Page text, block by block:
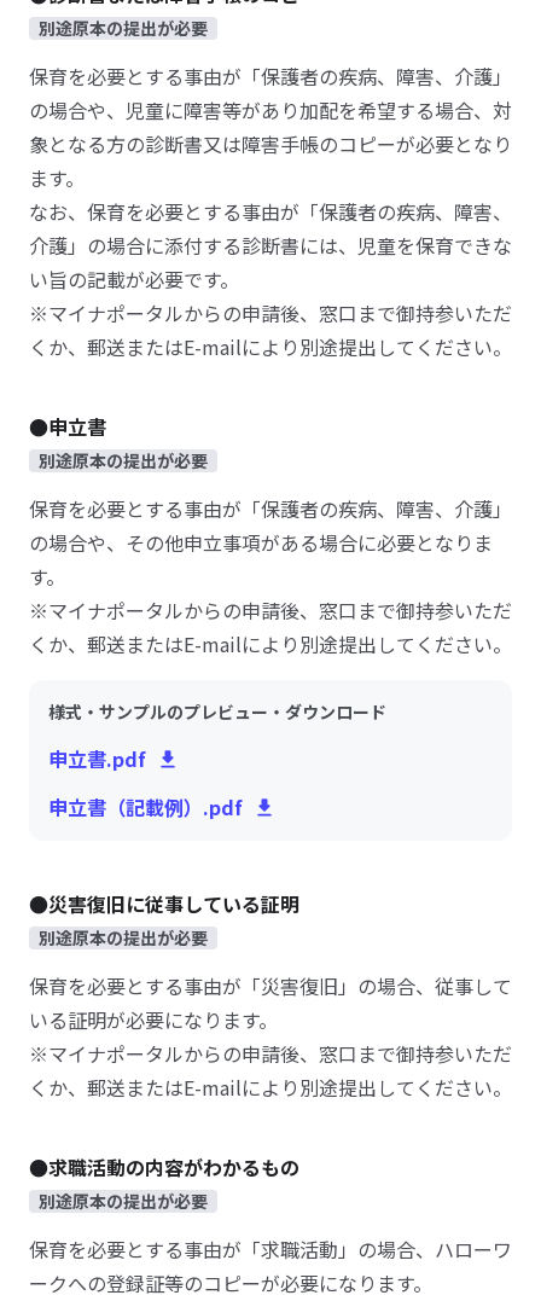
別途原本の提出が必要
保育を必要とする事由が「保護者の疾病、障害、介護」
の場合や、児童に障害等があり加配を希望する場合、対
象となる方の診断書又は障害手帳のコピーが必要となり
ます。
なお、保育を必要とする事由が「保護者の疾病、障害、
介護」の場合に添付する診断書には、児童を保育できな
い旨の記載が必要です。
※マイナポータルからの申請後、窓口まで御持参いただ
くか、郵送またはE-mailにより別途提出してください。
●申立書
別途原本の提出が必要
保育を必要とする事由が「保護者の疾病、障害、介護」
の場合や、その他申立事項がある場合に必要となりま
す。
※マイナポータルからの申請後、窓口まで御持参いただ
くか、郵送またはE-mailにより別途提出してください。
様式・サンプルのプレビュー・ダウンロード
申立書.pdf
申立書（記載例）.pdf
●災害復旧に従事している証明
別途原本の提出が必要
保育を必要とする事由が「災害復旧」の場合、従事して
いる証明が必要になります。
※マイナポータルからの申請後、窓口まで御持参いただ
くか、郵送またはE-mailにより別途提出してください。
●求職活動の内容がわかるもの
別途原本の提出が必要
保育を必要とする事由が「求職活動」の場合、ハローワ
ークへの登録証等のコピーが必要になります。